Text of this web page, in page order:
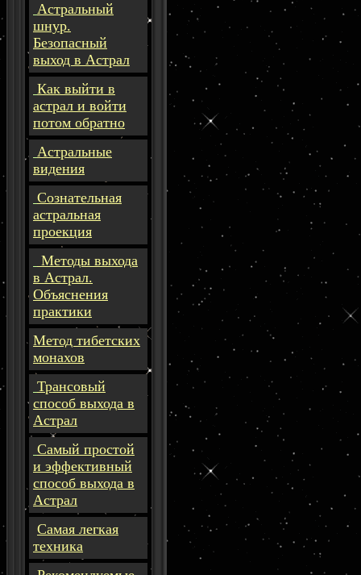
Астральный
шнур.
Безопасный
выход в Астрал
Как выйти в
астрал и войти
потом обратно
Астральные
видения
Сознательная
астральная
проекция
Методы выхода
в Астрал.
Объяснения
практики
Метод тибетских
монахов
Трансовый
способ выхода в
Астрал
Самый простой
и эффективный
способ выхода в
Астрал
Самая легкая
техника